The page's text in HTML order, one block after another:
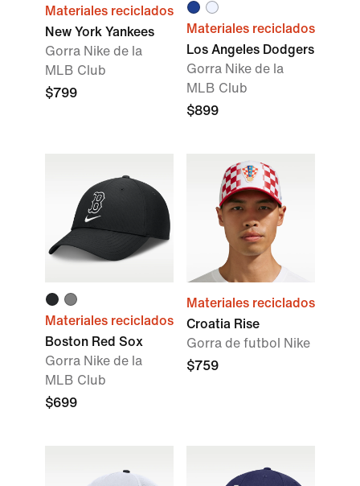
Materiales reciclados
New York Yankees
Gorra Nike de la
MLB Club
$799
Materiales reciclados
Los Angeles Dodgers
Gorra Nike de la
MLB Club
$899
Materiales reciclados
Boston Red Sox
Gorra Nike de la
MLB Club
$699
Materiales reciclados
Croatia Rise
Gorra de futbol Nike
$759